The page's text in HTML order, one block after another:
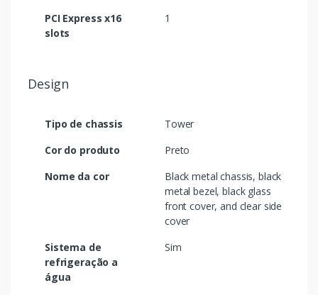
PCI Express x16
slots
1
Design
Tipo de chassis
Tower
Cor do produto
Preto
Nome da cor
Black metal chassis, black
metal bezel, black glass
front cover, and clear side
cover
Sistema de
refrigeração a
água
Sim